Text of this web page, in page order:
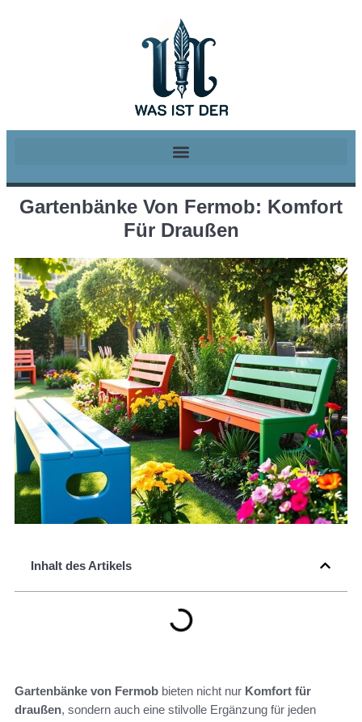
Gartenbänke Von Fermob: Komfort
Für Draußen
Inhalt des Artikels
Gartenbänke von Fermob bieten nicht nur Komfort für
draußen, sondern auch eine stilvolle Ergänzung für jeden